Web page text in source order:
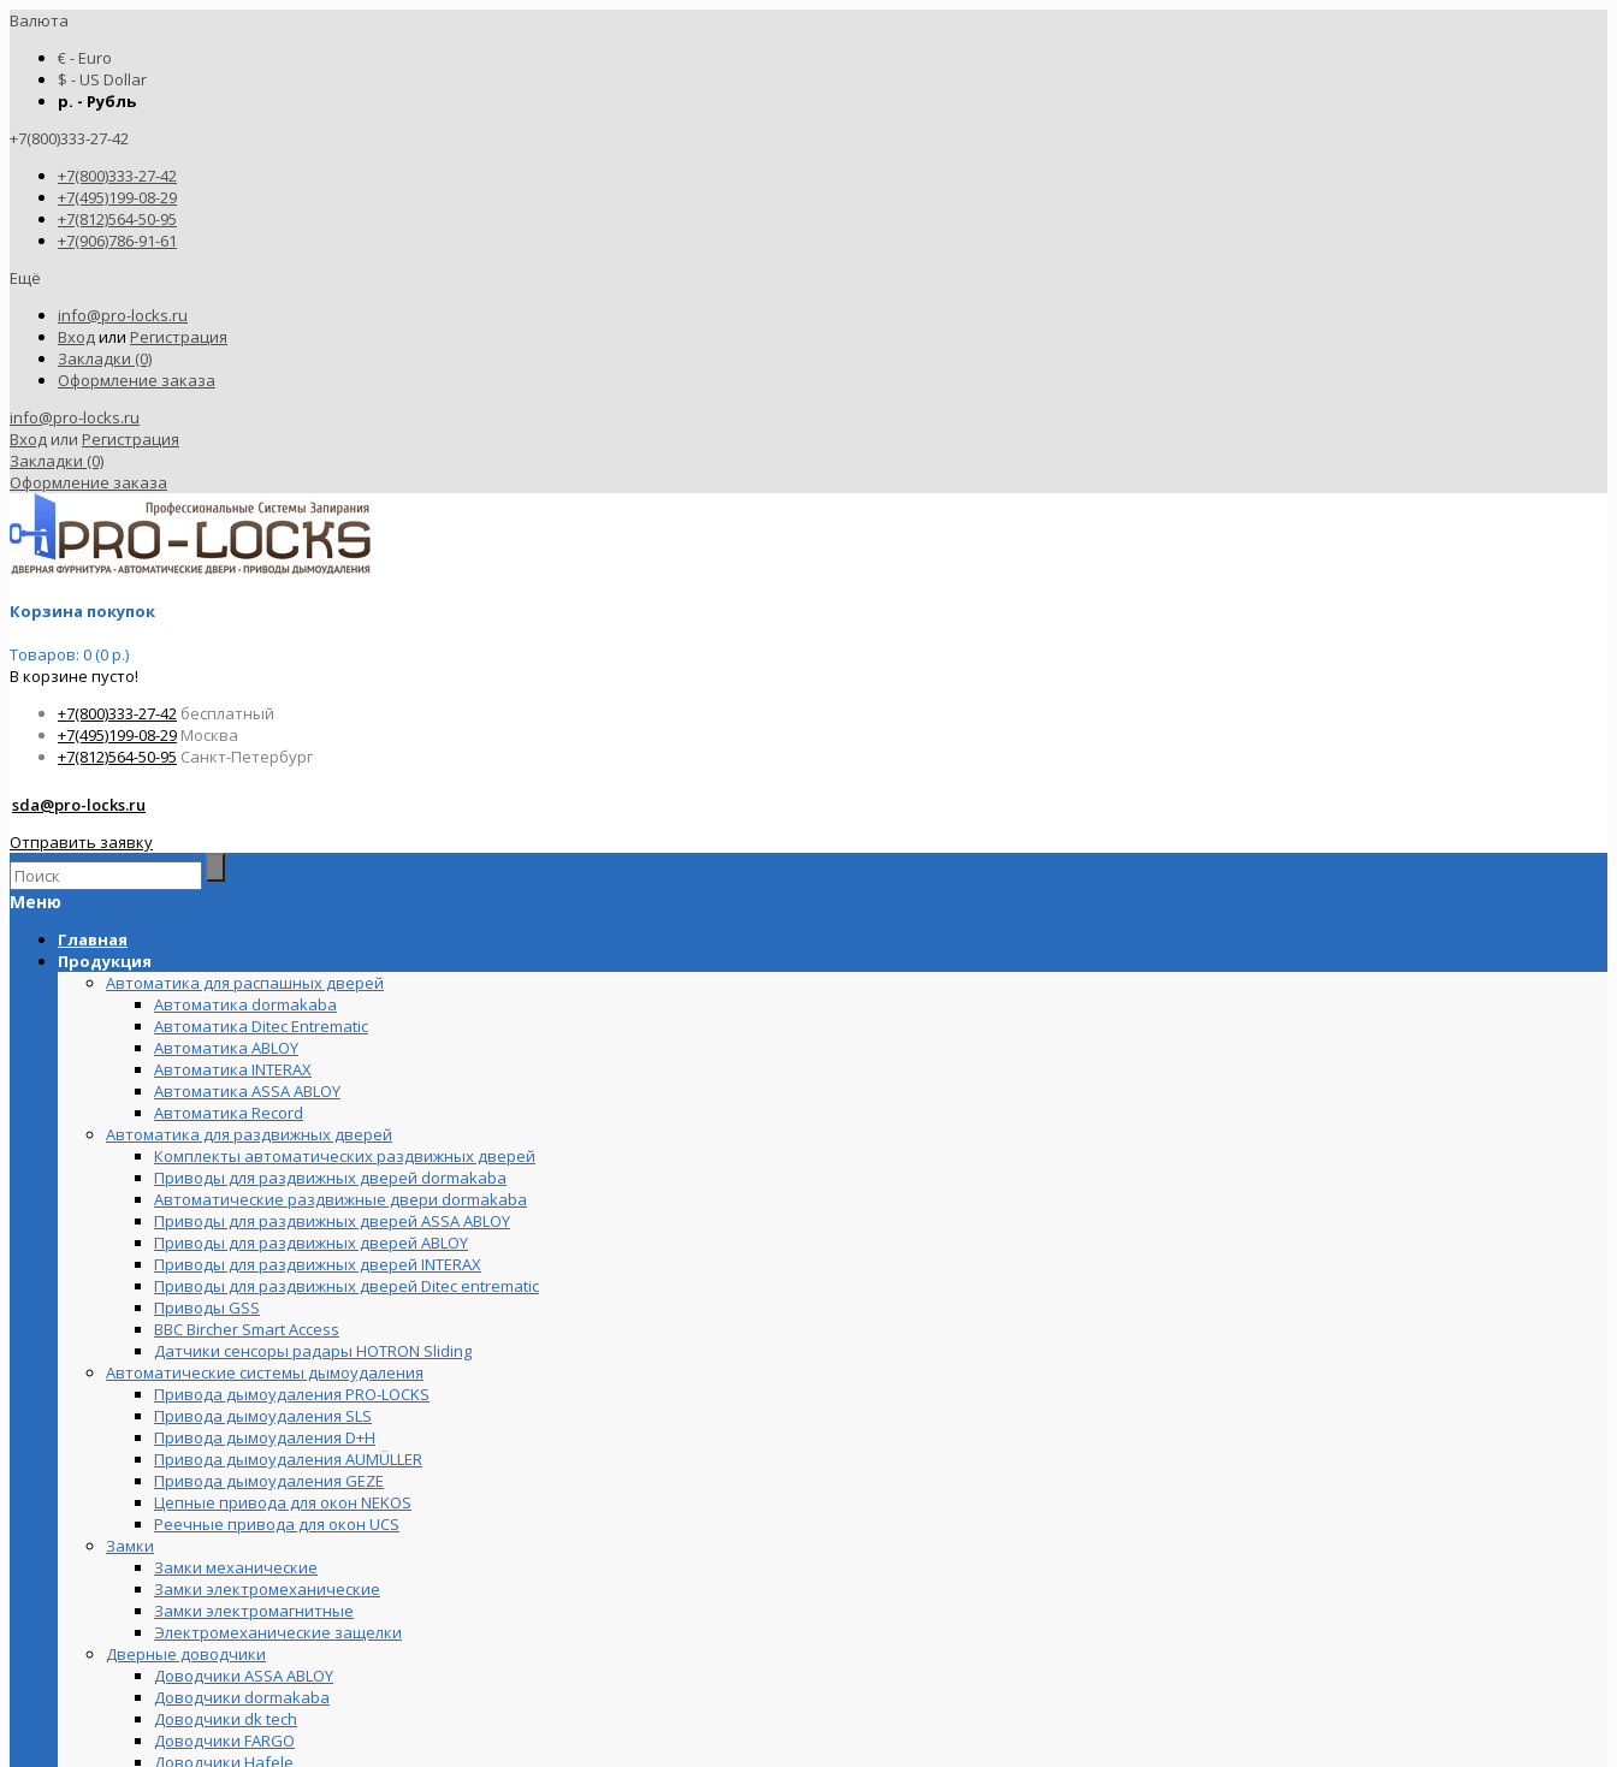
Валюта
€ - Euro
$ - US Dollar
р. - Рубль
+7(800)333-27-42
+7(800)333-27-42
+7(495)199-08-29
+7(812)564-50-95
+7(906)786-91-61
Ещё
info@pro-locks.ru
Входили Регистрация
Закладки (0)
Оформление заказа
info@pro-locks.ru
Вход или Регистрация
Закладки (0)
Оформление заказа
Корзина покупок
Товаров: 0 (0 р.)
В корзине пусто!
+7(800)333-27-42 бесплатный
+7(495)199-08-29 Москва
+7(812)564-50-95 Санкт-Петербург
sda@pro-locks.ru
Отправить заявку
Меню
Главная
Продукция
Автоматика для распашных дверей
Автоматика dormakaba
Автоматика Ditec Entrematic
Автоматика ABLOY
Автоматика INTERAX
Автоматика ASSA ABLOY
Автоматика Record
Автоматика для раздвижных дверей
Комплекты автоматических раздвижных дверей
Приводы для раздвижных дверей dormakaba
Автоматические раздвижные двери dormakaba
Приводы для раздвижных дверей ASSA ABLOY
Приводы для раздвижных дверей ABLOY
Приводы для раздвижных дверей INTERAX
Приводы для раздвижных дверей Ditec entrematic
Приводы GSS
BBC Bircher Smart Access
Датчики сенсоры радары HOTRON Sliding
Автоматические системы дымоудаления
Привода дымоудаления PRO-LOCKS
Привода дымоудаления SLS
Привода дымоудаления D+H
Привода дымоудаления AUMÜLLER
Привода дымоудаления GEZE
Цепные привода для окон NEKOS
Реечные привода для окон UСS
Замки
Замки механические
Замки электромеханические
Замки электромагнитные
Электромеханические защелки
Дверные доводчики
Доводчики ASSA ABLOY
Доводчики dormakaba
Доводчики dk tech
Доводчики FARGO
Доводчики Hafele